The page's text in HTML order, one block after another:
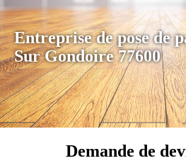
Entreprise de pose de
Sur Gondoire 77600
Demande de